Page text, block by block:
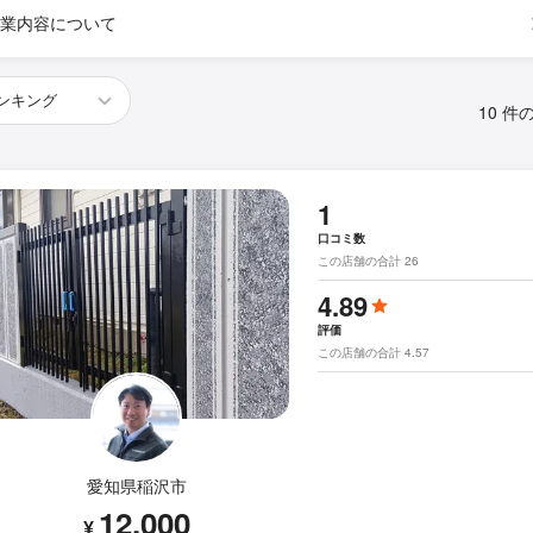
内容について
10 件
愛知県稲沢市
12,000
1
口コミ数
この店舗の合計 26
4.89
評価
この店舗の合計 4.57